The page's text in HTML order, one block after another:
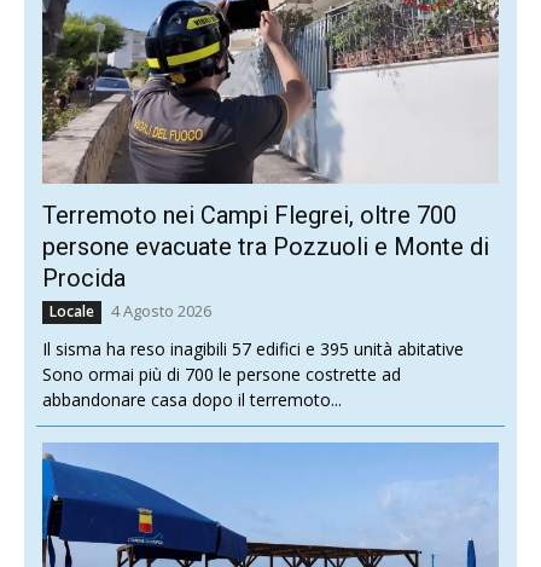
Terremoto nei Campi Flegrei, oltre 700
persone evacuate tra Pozzuoli e Monte di
Procida
Locale 4 Agosto 2026
Il sisma ha reso inagibili 57 edifici e 395 unità abitative
Sono ormai più di 700 le persone costrette ad
abbandonare casa dopo il terremoto...